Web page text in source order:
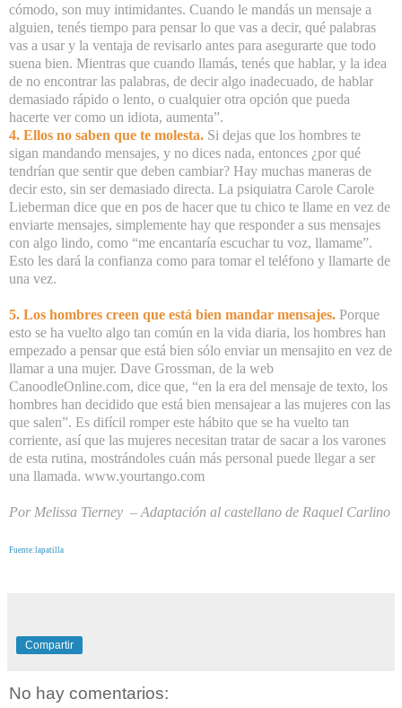
cómodo, son muy intimidantes. Cuando le mandás un mensaje a
alguien, tenés tiempo para pensar lo que vas a decir, qué palabras
vas a usar y la ventaja de revisarlo antes para asegurarte que todo
suena bien. Mientras que cuando llamás, tenés que hablar, y la idea
de no encontrar las palabras, de decir algo inadecuado, de hablar
demasiado rápido o lento, o cualquier otra opción que pueda
hacerte ver como un idiota, aumenta”.
4. Ellos no saben que te molesta. Si dejas que los hombres te
sigan mandando mensajes, y no dices nada, entonces ¿por qué
tendrían que sentir que deben cambiar? Hay muchas maneras de
decir esto, sin ser demasiado directa. La psiquiatra Carole Carole
Lieberman dice que en pos de hacer que tu chico te llame en vez de
enviarte mensajes, simplemente hay que responder a sus mensajes
con algo lindo, como “me encantaría escuchar tu voz, llamame”.
Esto les dará la confianza como para tomar el teléfono y llamarte de
una vez.
5. Los hombres creen que está bien mandar mensajes. Porque
esto se ha vuelto algo tan común en la vida diaria, los hombres han
empezado a pensar que está bien sólo enviar un mensajito en vez de
llamar a una mujer. Dave Grossman, de la web
CanoodleOnline.com, dice que, “en la era del mensaje de texto, los
hombres han decidido que está bien mensajear a las mujeres con las
que salen”. Es difícil romper este hábito que se ha vuelto tan
corriente, así que las mujeres necesitan tratar de sacar a los varones
de esta rutina, mostrándoles cuán más personal puede llegar a ser
una llamada. www.yourtango.com
Por Melissa Tierney – Adaptación al castellano de Raquel Carlino
Fuente:lapatilla
Compartir
No hay comentarios: